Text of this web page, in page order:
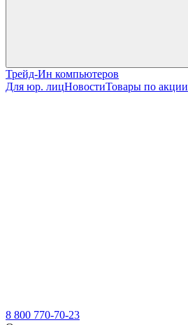
Трейд-Ин компьютеров
Для юр. лицНовостиТовары по акции
8 800 770-70-23